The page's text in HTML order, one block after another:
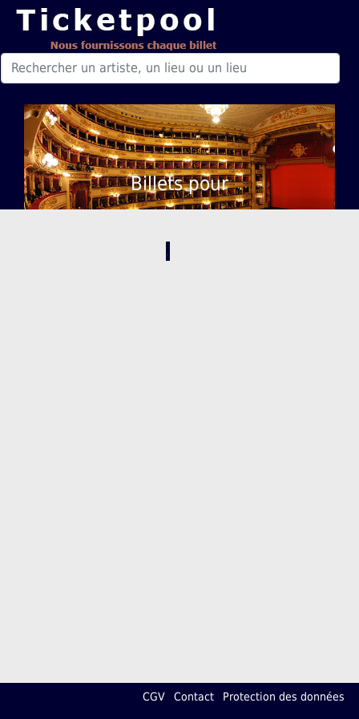
Billets pour
,
CGV Contact Protection des données